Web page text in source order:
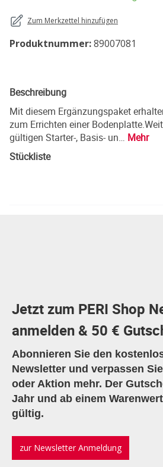
Zum Merkzettel hinzufügen
Produktnummer:89007081
Beschreibung
Mit diesem Ergänzungspaket
zum Errichten einer
gültigen Starter-, Basis- un… Mehr
Stückliste
Jetzt zum PERI Shop
anmelden & 50 €
Abonnieren Sie den
Newsletter und verpassen
oder Aktion mehr. Der
Jahr und ab einem
gültig.
zur Newsletter Anmeldung